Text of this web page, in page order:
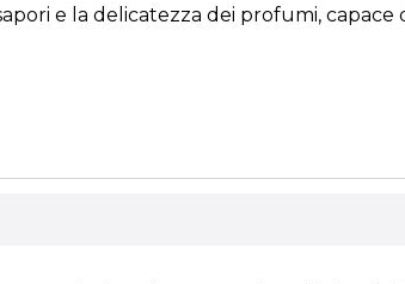
e la delicatezza dei profumi,